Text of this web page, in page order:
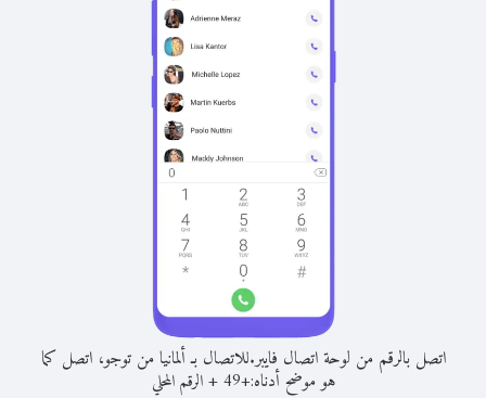
اتصل بالرقم من لوحة اتصال فايبر.للاتصال بـ ألمانيا من توجو، اتصل كما
هو موضح أدناه:+
49
+الرقم المحلي